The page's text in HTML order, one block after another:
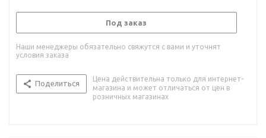
Под заказ
Наши менеджеры обязательно свяжутся с вами и уточнят
условия заказа
Поделиться
Цена действительна только для интернет-
магазина и может отличаться от цен в
розничных магазинах